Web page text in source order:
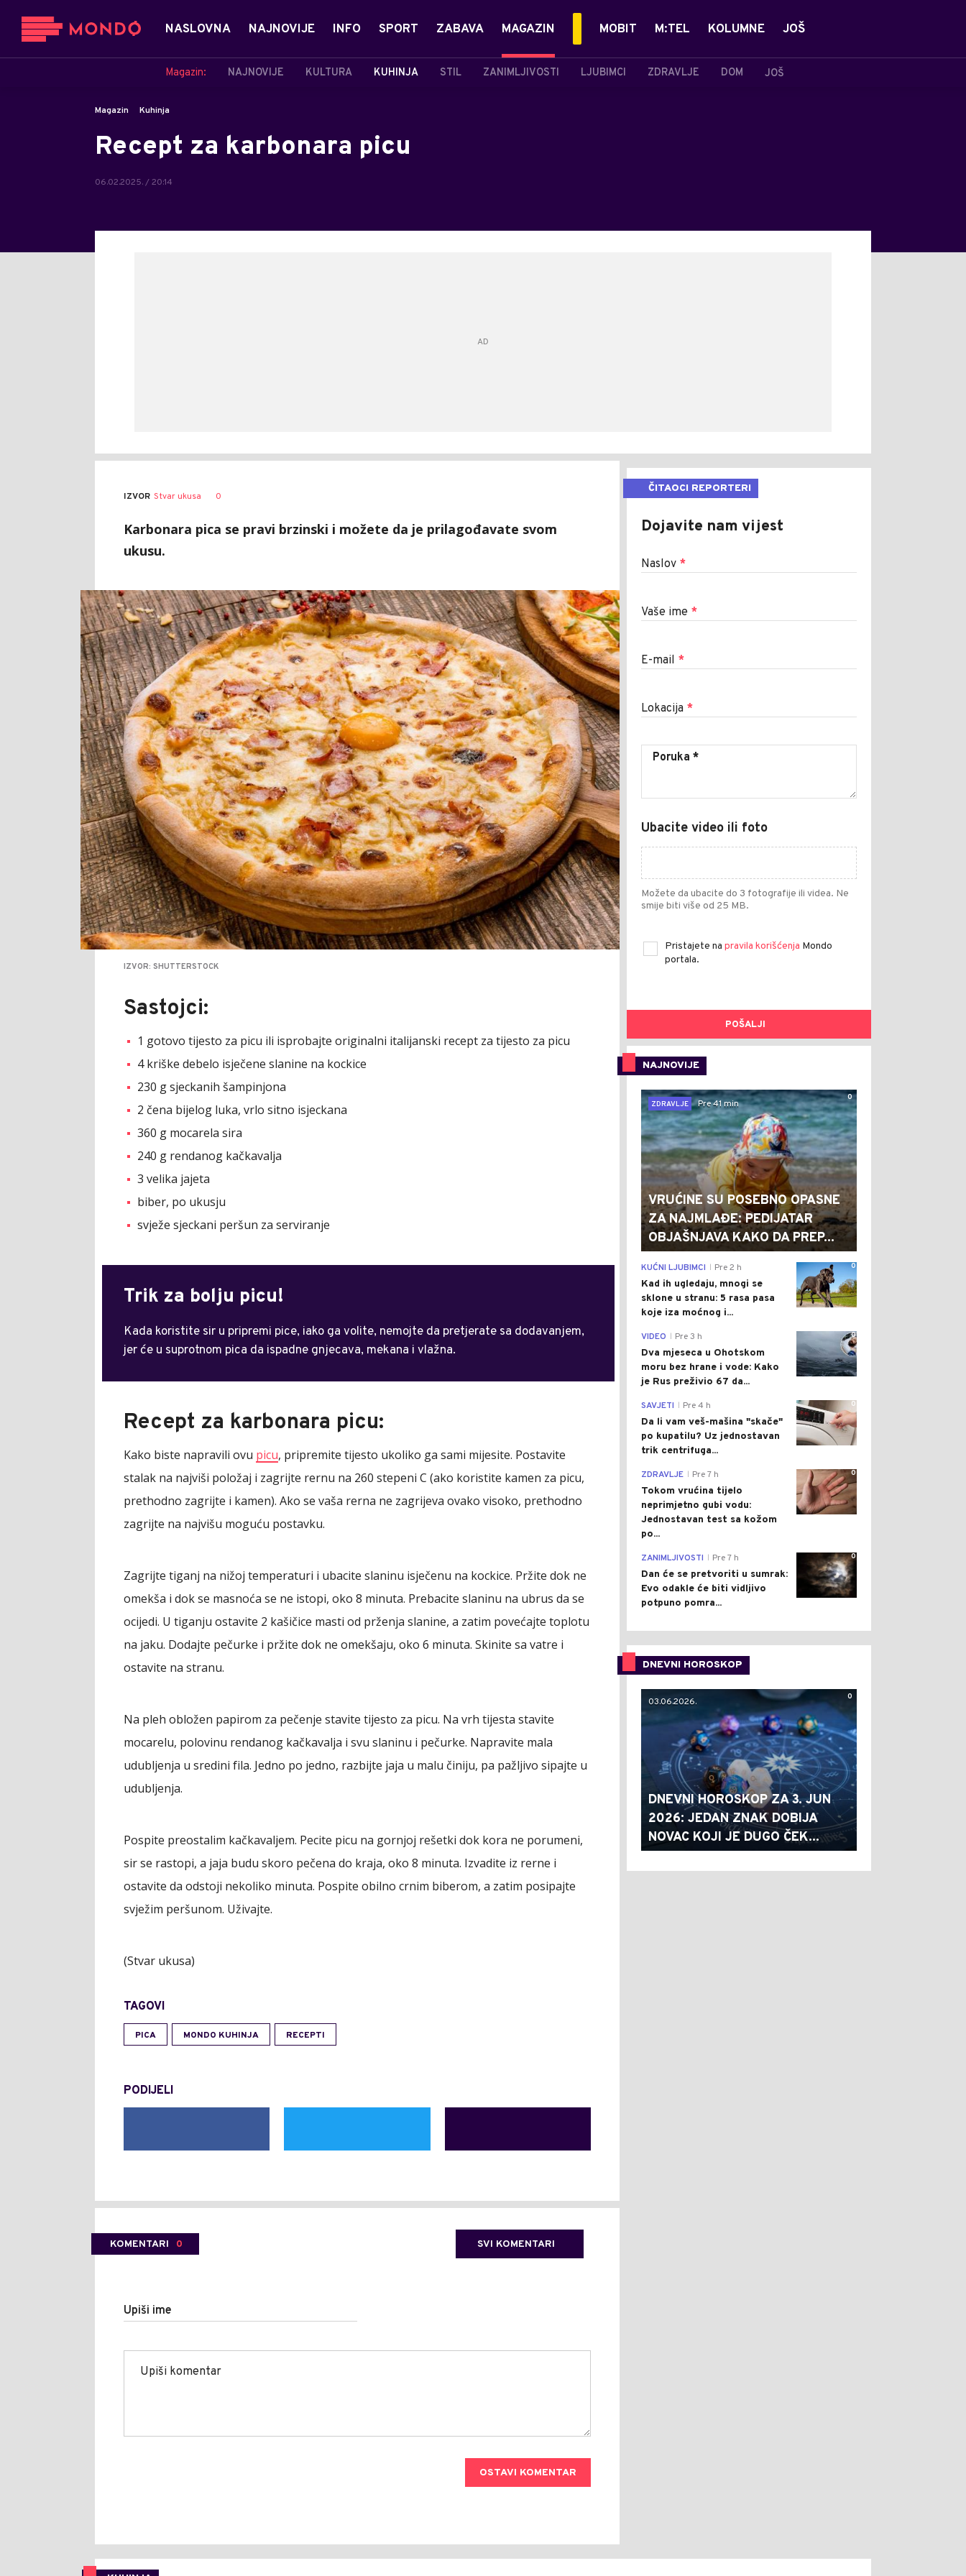
NASLOVNA NAJNOVIJE INFO SPORT ZABAVA MAGAZIN
Magazin: NAJNOVIJE KULTURA KUHINJA STIL ZANIMLJIVOSTI LJUBIMCI ZDRAVLJE DOM JOŠ
MOBIT M:TEL KOLUMNE JOŠ
Magazin Kuhinja
Recept za karbonara picu
06.02.2025. / 20:14
IZVOR Stvar ukusa 0
Karbonara pica se pravi brzinski i možete da je prilagođavate svom
ukusu.
IZVOR: SHUTTERSTOCK
Sastojci:
1 gotovo tijesto za picu ili isprobajte originalni italijanski recept za tijesto za picu
4 kriške debelo isječene slanine na kockice
230 g sjeckanih šampinjona
2 čena bijelog luka, vrlo sitno isjeckana
360 g mocarela sira
240 g rendanog kačkavalja
3 velika jajeta
biber, po ukusju
svježe sjeckani peršun za serviranje
Trik za bolju picu!
Kada koristite sir u pripremi pice, iako ga volite, nemojte da pretjerate sa dodavanjem,
jer će u suprotnom pica da ispadne gnjecava, mekana i vlažna.
Recept za karbonara picu:
Kako biste napravili ovu picu, pripremite tijesto ukoliko ga sami mijesite. Postavite
stalak na najviši položaj i zagrijte rernu na 260 stepeni C (ako koristite kamen za picu,
prethodno zagrijte i kamen). Ako se vaša rerna ne zagrijeva ovako visoko, prethodno
zagrijte na najvišu moguću postavku.
Zagrijte tiganj na nižoj temperaturi i ubacite slaninu isječenu na kockice. Pržite dok ne
omekša i dok se masnoća se ne istopi, oko 8 minuta. Prebacite slaninu na ubrus da se
ocijedi. U tiganju ostavite 2 kašičice masti od prženja slanine, a zatim povećajte toplotu
na jaku. Dodajte pečurke i pržite dok ne omekšaju, oko 6 minuta. Skinite sa vatre i
ostavite na stranu.
Na pleh obložen papirom za pečenje stavite tijesto za picu. Na vrh tijesta stavite
mocarelu, polovinu rendanog kačkavalja i svu slaninu i pečurke. Napravite mala
udubljenja u sredini fila. Jedno po jedno, razbijte jaja u malu činiju, pa pažljivo sipajte u
udubljenja.
Pospite preostalim kačkavaljem. Pecite picu na gornjoj rešetki dok kora ne porumeni,
sir se rastopi, a jaja budu skoro pečena do kraja, oko 8 minuta. Izvadite iz rerne i
ostavite da odstoji nekoliko minuta. Pospite obilno crnim biberom, a zatim posipajte
svježim peršunom. Uživajte.
(Stvar ukusa)
TAGOVI
PICA MONDO KUHINJA RECEPTI
PODIJELI
KOMENTARI 0 SVI KOMENTARI
Upiši ime
OSTAVI KOMENTAR
ČITAOCI REPORTERI
Dojavite nam vijest
Naslov *
Vaše ime *
E-mail *
Lokacija *
Ubacite video ili foto
Možete da ubacite do 3 fotografije ili videa. Ne
smije biti više od 25 MB.
Pristajete na pravila korišćenja Mondo
portala.
POŠALJI
NAJNOVIJE
0
ZDRAVLJE
Pre 41 min
VRUĆINE SU POSEBNO OPASNE
ZA NAJMLAĐE: PEDIJATAR
OBJAŠNJAVA KAKO DA PREP...
0
KUĆNI LJUBIMCI Pre 2 h
Kad ih ugledaju, mnogi se
sklone u stranu: 5 rasa pasa
koje iza moćnog i...
0
VIDEO Pre 3 h
Dva mjeseca u Ohotskom
moru bez hrane i vode: Kako
je Rus preživio 67 da...
0
SAVJETI Pre 4 h
Da li vam veš-mašina "skače"
po kupatilu? Uz jednostavan
trik centrifuga...
0
ZDRAVLJE Pre 7 h
Tokom vrućina tijelo
neprimjetno gubi vodu:
Jednostavan test sa kožom
po...
0
ZANIMLJIVOSTI Pre 7 h
Dan će se pretvoriti u sumrak:
Evo odakle će biti vidljivo
potpuno pomra...
DNEVNI HOROSKOP
0
03.06.2026.
DNEVNI HOROSKOP ZA 3. JUN
2026: JEDAN ZNAK DOBIJA
NOVAC KOJI JE DUGO ČEK...